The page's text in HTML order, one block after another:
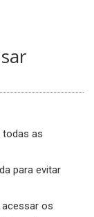
todas as
para evitar
os